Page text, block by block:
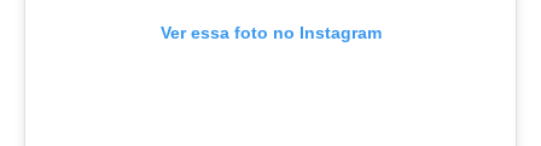
Ver essa foto no Instagram